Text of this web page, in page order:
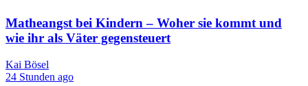
Matheangst bei Kindern – Woher sie kommt und
wie ihr als Väter gegensteuert
Kai Bösel
24 Stunden ago